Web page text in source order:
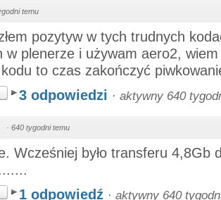
temu
pozytyw w tych trudnych
w plenerze i używam aero2,
to czas zakończyć
3 odpowiedzi · aktywny 640
· 640 tygodni temu
Wcześniej było transferu 4,8Gb
1 odpowiedź · aktywny 640